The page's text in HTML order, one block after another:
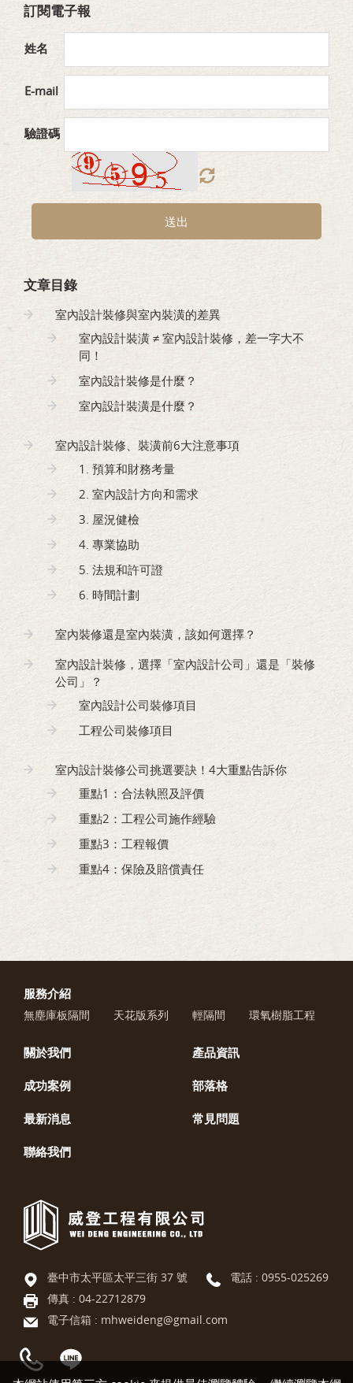
訂閱電子報
姓名
E-mail
驗證碼
送出
文章目錄
室內設計裝修與室內裝潢的差異
室內設計裝潢 ≠ 室內設計裝修，差一字大不
同！
室內設計裝修是什麼？
室內設計裝潢是什麼？
室內設計裝修、裝潢前6大注意事項
1. 預算和財務考量
2. 室內設計方向和需求
3. 屋況健檢
4. 專業協助
5. 法規和許可證
6. 時間計劃
室內裝修還是室內裝潢，該如何選擇？
室內設計裝修，選擇「室內設計公司」還是「裝修
公司」？
室內設計公司裝修項目
工程公司裝修項目
室內設計裝修公司挑選要訣！4大重點告訴你
重點1：合法執照及評價
重點2：工程公司施作經驗
重點3：工程報價
重點4：保險及賠償責任
服務介紹
無塵庫板隔間 天花版系列 輕隔間 環氧樹脂工程
關於我們 產品資訊
成功案例 部落格
最新消息 常見問題
聯絡我們
臺中市太平區太平三街 37 號 電話 : 0955-025269
傳真 : 04-22712879
電子信箱 : mhweideng@gmail.com